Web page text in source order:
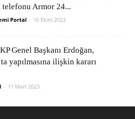
telefonu Armor 24...
Portal - 16 Ekim 2023
Genel Başkanı Erdoğan,
yapılmasına ilişkin kararı
- 11 Mart 2023